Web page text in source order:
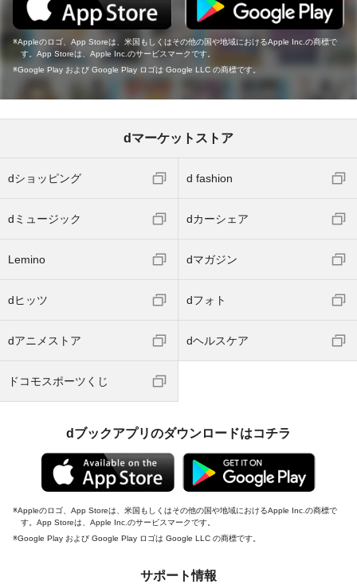
Appleのロゴ、App Storeは、米国もしくはその他の国や地域におけるApple Inc.の商標で
す。App Storeは、Apple Inc.のサービスマークです。
Google Play および Google Play ロゴは Google LLC の商標です。
dマーケットストア
dショッピング d fashion
dミュージック dカーシェア
Lemino dマガジン
dヒッツ dフォト
dアニメストア dヘルスケア
ドコモスポーツくじ
dブックアプリのダウンロードはコチラ
Appleのロゴ、App Storeは、米国もしくはその他の国や地域におけるApple Inc.の商標で
す。App Storeは、Apple Inc.のサービスマークです。
Google Play および Google Play ロゴは Google LLC の商標です。
サポート情報